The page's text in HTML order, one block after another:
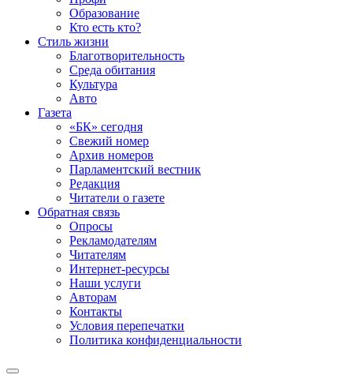
Образование
Кто есть кто?
Стиль жизни
Благотворительность
Среда обитания
Культура
Авто
Газета
«БК» сегодня
Свежий номер
Архив номеров
Парламентский вестник
Редакция
Читатели о газете
Обратная связь
Опросы
Рекламодателям
Читателям
Интернет-ресурсы
Наши услуги
Авторам
Контакты
Условия перепечатки
Политика конфиденциальности